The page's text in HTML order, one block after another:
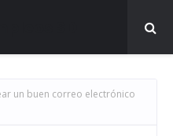
un buen correo electrónico